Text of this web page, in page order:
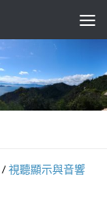
/視聽顯示與音響